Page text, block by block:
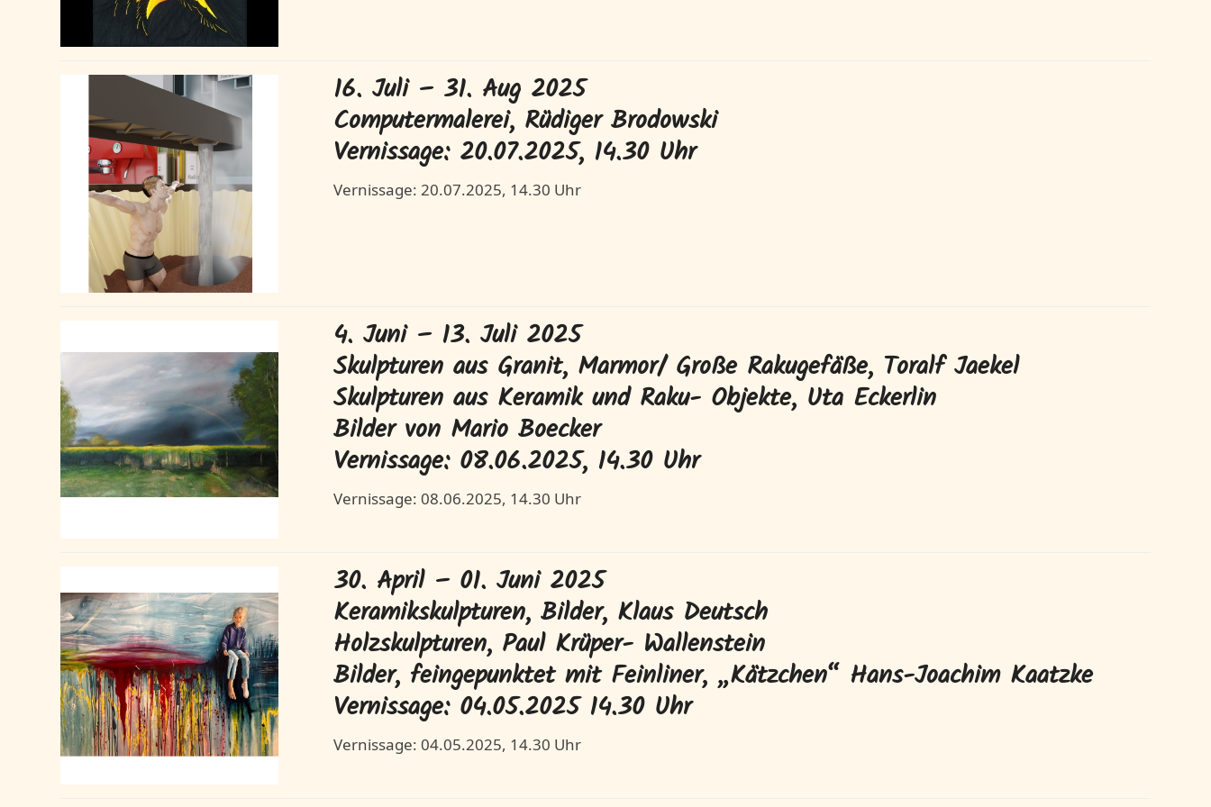
16. Juli – 31. Aug 2025
Computermalerei, Rüdiger Brodowski
Vernissage: 20.07.2025, 14.30 Uhr
Vernissage: 20.07.2025, 14.30 Uhr
4. Juni – 13. Juli 2025
Skulpturen aus Granit, Marmor/ Große Rakugefäße, Toralf Jaekel
Skulpturen aus Keramik und Raku- Objekte, Uta Eckerlin
Bilder von Mario Boecker
Vernissage: 08.06.2025, 14.30 Uhr
Vernissage: 08.06.2025, 14.30 Uhr
30. April – 01. Juni 2025
Keramikskulpturen, Bilder, Klaus Deutsch
Holzskulpturen, Paul Krüper- Wallenstein
Bilder, feingepunktet mit Feinliner, „Kätzchen“ Hans-Joachim Kaatzke
Vernissage: 04.05.2025 14.30 Uhr
Vernissage: 04.05.2025, 14.30 Uhr